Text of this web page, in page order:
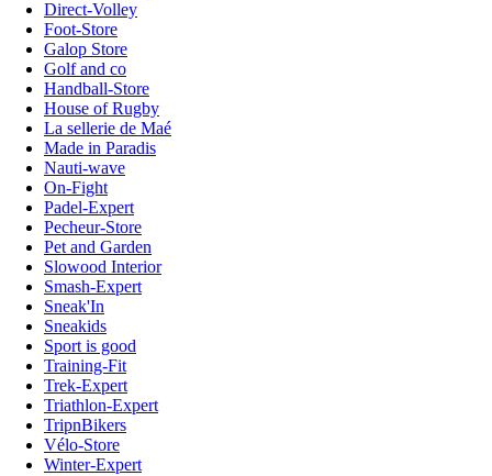
Direct-Volley
Foot-Store
Galop Store
Golf and co
Handball-Store
House of Rugby
La sellerie de Maé
Made in Paradis
Nauti-wave
On-Fight
Padel-Expert
Pecheur-Store
Pet and Garden
Slowood Interior
Smash-Expert
Sneak'In
Sneakids
Sport is good
Training-Fit
Trek-Expert
Triathlon-Expert
TripnBikers
Vélo-Store
Winter-Expert